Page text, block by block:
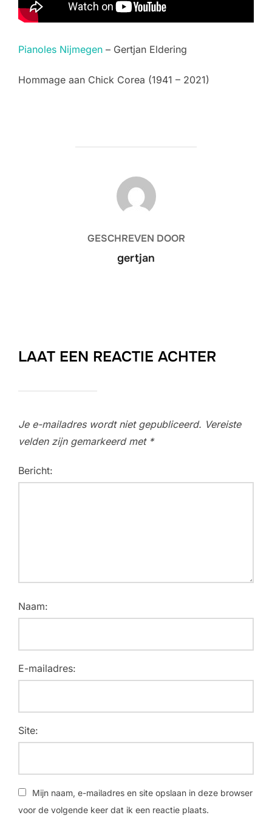
Pianoles Nijmegen – Gertjan Eldering
Hommage aan Chick Corea (1941 – 2021)
BERICHTAUTEUR
GESCHREVEN DOOR
gertjan
LAAT EEN REACTIE ACHTER
Je e-mailadres wordt niet gepubliceerd. Vereiste
velden zijn gemarkeerd met *
Bericht:
Naam:
E-mailadres:
Site:
Mijn naam, e-mailadres en site opslaan in deze browser
voor de volgende keer dat ik een reactie plaats.